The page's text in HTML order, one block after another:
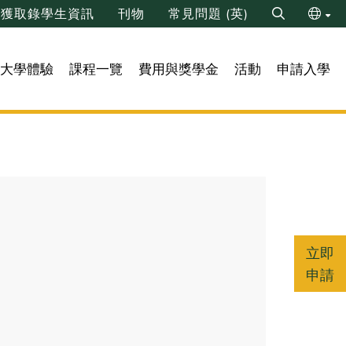
獲取錄學生資訊 刊物 常見問題 (英)
Search
简
大學體驗 課程一覽 費用與獎學金 活動 申請入學
立即
申請